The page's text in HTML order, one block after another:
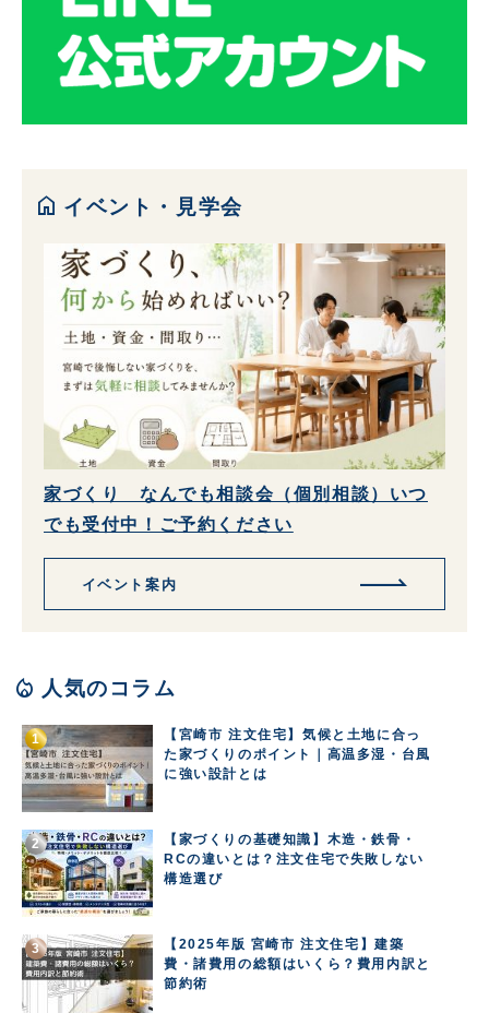
home イベント・見学会
家づくり なんでも相談会（個別相談）いつ
でも受付中！ご予約ください
イベント案内
local_fire_department 人気のコラム
【宮崎市 注文住宅】気候と土地に合っ
た家づくりのポイント｜高温多湿・台風
に強い設計とは
【家づくりの基礎知識】木造・鉄骨・
RCの違いとは？注文住宅で失敗しない
構造選び
【2025年版 宮崎市 注文住宅】建築
費・諸費用の総額はいくら？費用内訳と
節約術